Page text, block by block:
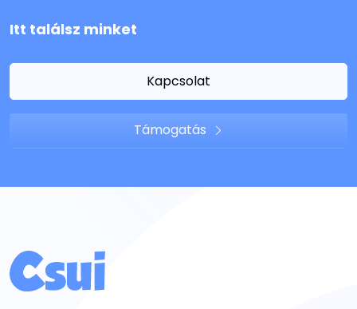
Itt találsz minket
Kapcsolat
Támogatás